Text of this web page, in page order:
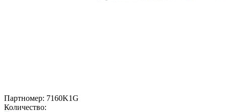
Партномер: 7160K1G
Количество: